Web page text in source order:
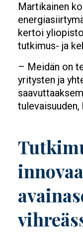
Martikainen
kertoi
tutkimus- ja
– Meidän on
yritysten ja
tulevaisuuden,